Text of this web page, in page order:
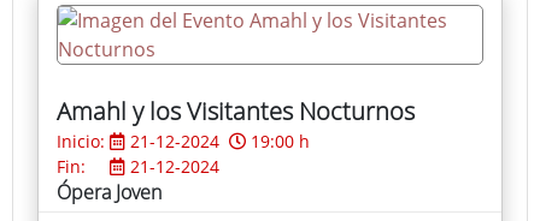
Amahl y los Visitantes Nocturnos
Inicio: 21-12-2024
19:00 h
Fin:
21-12-2024
Ópera Joven